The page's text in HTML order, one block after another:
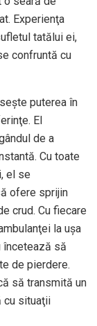
Experienţa
tatălui ei,
confruntă cu
puterea în
El
de a
Cu toate
el se
ofere sprijin
crud. Cu fiecare
la ușa
încetează să
de pierdere.
să transmită un
cu situaţii